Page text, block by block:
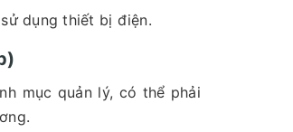
dụng thiết bị điện.
mục quản lý, có thể phải